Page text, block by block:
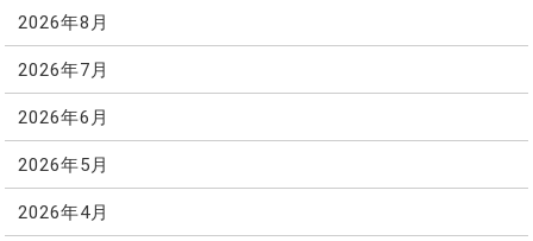
2026年8月
2026年7月
2026年6月
2026年5月
2026年4月